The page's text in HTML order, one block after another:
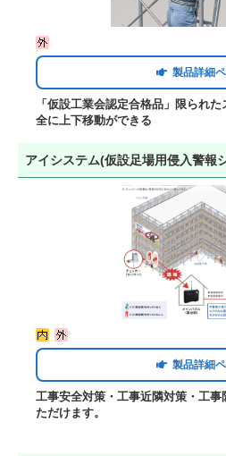
製品詳細
「仮設工業会認定合格品」限られ
全に上下移動ができる
アイシステム(仮設足場用侵入警報
製品詳細
工事安全対策・工事近隣対策・工
ただけます。